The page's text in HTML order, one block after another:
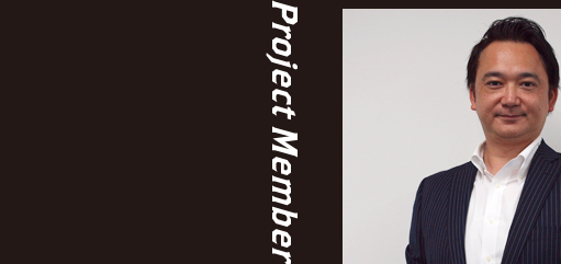
Project Member